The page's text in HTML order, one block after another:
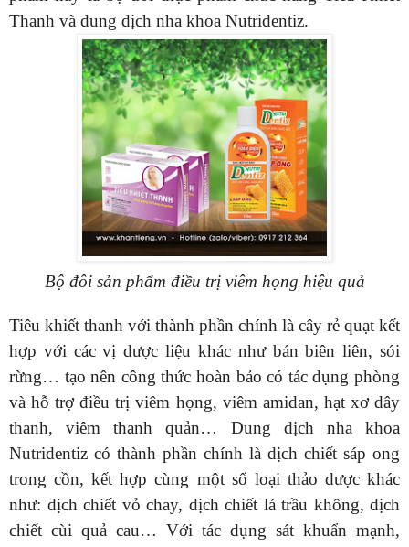
Thanh và dung dịch nha khoa Nutridentiz.
Bộ đôi sản phẩm điều trị viêm họng hiệu quả
Tiêu khiết thanh với thành phần chính là cây rẻ quạt kết
hợp với các vị dược liệu khác như bán biên liên, sói
rừng… tạo nên công thức hoàn bảo có tác dụng phòng
và hỗ trợ điều trị viêm họng, viêm amidan, hạt xơ dây
thanh, viêm thanh quản… Dung dịch nha khoa
Nutridentiz có thành phần chính là dịch chiết sáp ong
trong cồn, kết hợp cùng một số loại thảo dược khác
như: dịch chiết vỏ chay, dịch chiết lá trầu không, dịch
chiết cùi quả cau… Với tác dụng sát khuẩn mạnh,